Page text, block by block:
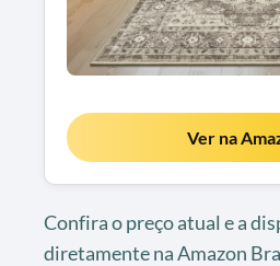
Ver na
Confira o preço atual e a
diretamente na Amazon